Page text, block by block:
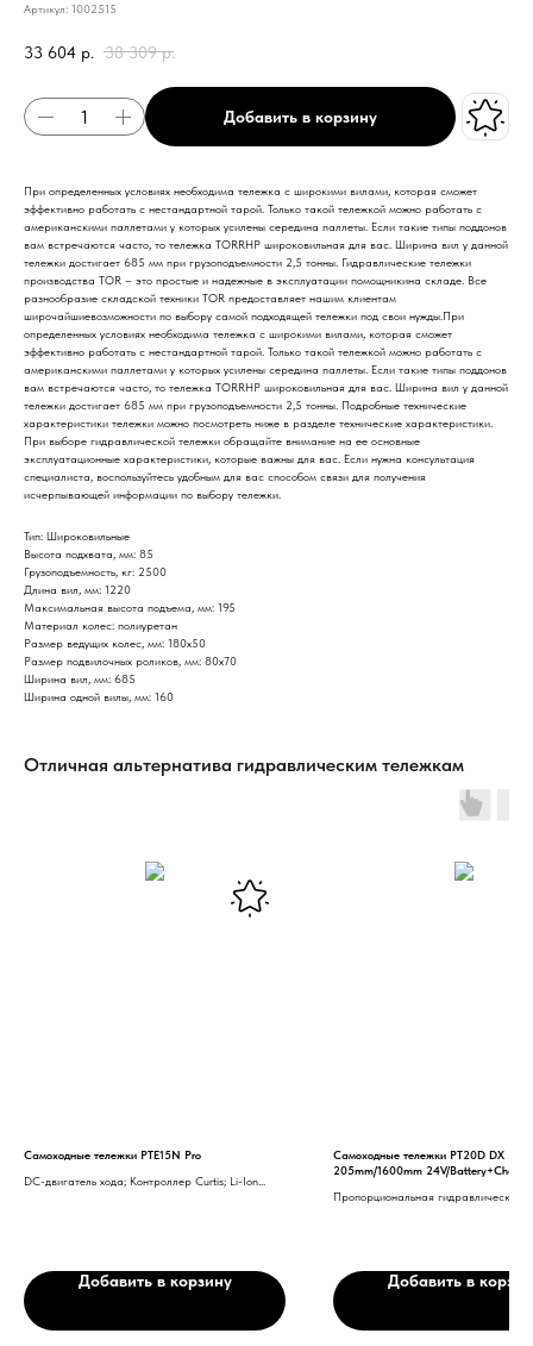
Артикул: 1002515
33 604 р. 38 309 р.
Добавить в корзину
При определенных условиях необходима тележка с широкими вилами, которая сможет
эффективно работать с нестандартной тарой. Только такой тележкой можно работать с
американскими паллетами у которых усилены середина паллеты. Если такие типы поддонов
вам встречаются часто, то тележка TORRHP широковильная для вас. Ширина вил у данной
тележки достигает 685 мм при грузоподъемности 2,5 тонны. Гидравлические тележки
производства TOR – это простые и надежные в эксплуатации помощникина складе. Все
разнообразие складской техники TOR предоставляет нашим клиентам
широчайшиевозможности по выбору самой подходящей тележки под свои нужды.При
определенных условиях необходима тележка с широкими вилами, которая сможет
эффективно работать с нестандартной тарой. Только такой тележкой можно работать с
американскими паллетами у которых усилены середина паллеты. Если такие типы поддонов
вам встречаются часто, то тележка TORRHP широковильная для вас. Ширина вил у данной
тележки достигает 685 мм при грузоподъемности 2,5 тонны. Подробные технические
характеристики тележки можно посмотреть ниже в разделе технические характеристики.
При выборе гидравлической тележки обращайте внимание на ее основные
эксплуатационные характеристики, которые важны для вас. Если нужна консультация
специалиста, воспользуйтесь удобным для вас способом связи для получения
исчерпывающей информации по выбору тележки.
Тип: Широковильные
Высота подхвата, мм: 85
Грузоподъемность, кг: 2500
Длина вил, мм: 1220
Максимальная высота подъема, мм: 195
Материал колес: полиуретан
Размер ведущих колес, мм: 180х50
Размер подвилочных роликов, мм: 80х70
Ширина вил, мм: 685
Ширина одной вилы, мм: 160
Отличная альтернатива гидравлическим тележкам
Самоходные тележки PTE15N Pro
DC-двигатель хода; Контроллер Curtis; Li-Ion
Добавить в корзину
Самоходные тележки PT20D DX
205mm/1600mm 24V/
Пропорциональная гидравлическая
Добавить в
Оставьте заявку, наши специалисты свяжутся с вами
специалиста?